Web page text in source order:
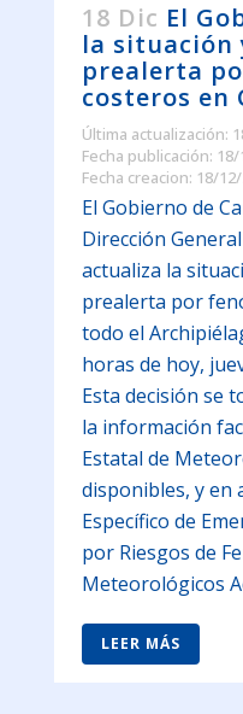
18 Dic El
la situación
prealerta
costeros en
Última actualización:
Fecha publicación:
Fecha creacion: 18/
El Gobierno de
Dirección
actualiza la
prealerta por
todo el
horas de hoy,
Esta decisión se
la información
Estatal de
disponibles, y en
Específico de
por Riesgos de
Meteorológicos
LEER MÁS